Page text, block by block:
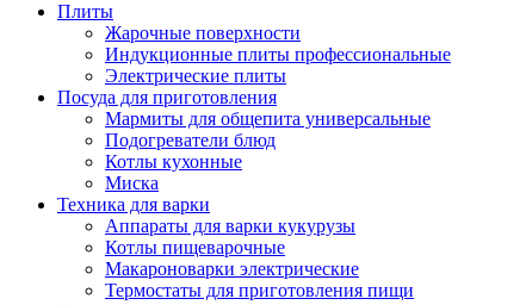
Плиты
Жарочные поверхности
Индукционные плиты профессиональные
Электрические плиты
Посуда для приготовления
Мармиты для общепита универсальные
Подогреватели блюд
Котлы кухонные
Миска
Техника для варки
Аппараты для варки кукурузы
Котлы пищеварочные
Макароноварки электрические
Термостаты для приготовления пищи